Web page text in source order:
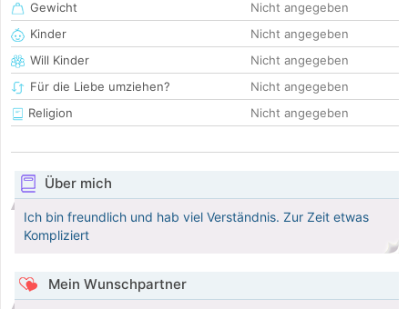
Gewicht
Nicht angegeben
Kinder
Nicht angegeben
Will Kinder
Nicht angegeben
Für die Liebe umziehen?
Nicht angegeben
Religion
Nicht angegeben
Über mich
Ich bin freundlich und hab viel Verständnis. Zur Zeit etwas
Kompliziert
Mein Wunschpartner